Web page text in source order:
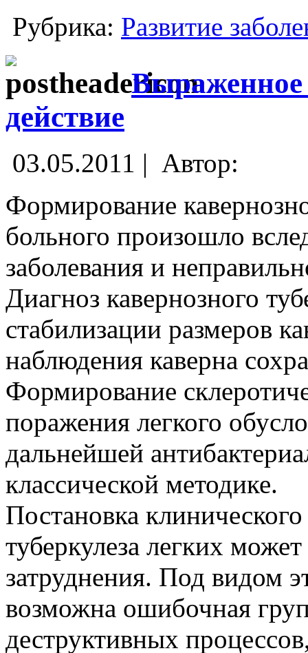
Рубрика: Развитие
Выраженное
действие
03.05.2011 | Автор:
Формирование
больного произошло
заболевания и
Диагноз кавернозного
стабилизации размеров
наблюдения каверна
Формирование
поражения легкого
дальнейшей
классической методике.
Постановка
туберкулеза легких
затруднения. Под видом
возможна ошибочная
деструктивных